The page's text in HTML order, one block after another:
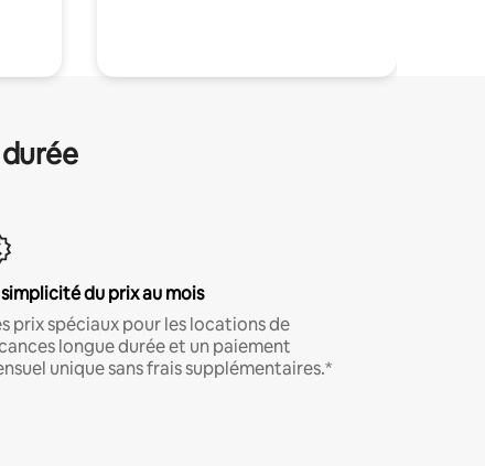
simplicité du prix au mois
prix spéciaux pour les locations de
longue durée et un paiement
unique sans frais supplémentaires.*